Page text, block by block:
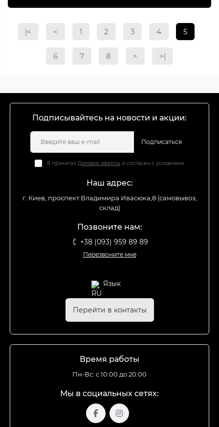
|< < 1 2 3 4 5
6 7 8 > >|
Подписывайтесь на новости и акции:
Подписаться
Я прочитал Договор оферты и согласен с условиями
Наш адрес:
г. Киев, проспект Владимира Ивасюка,8 (самовывоз,
склад)
Позвоните нам:
+38 (093) 959 89 89
Перезвоните мне
Язык
Перейти в контакты
Время работы
Пн-Вс: с 10:00 до 20:00
Мы в социальных сетях: